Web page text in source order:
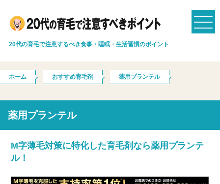
20代の育毛で注意するべき食事・睡眠・生活習慣のポイント
ホーム おすすめ育毛剤 薬用プランテル
薬用プランテル
M字薄毛対策に特化した育毛剤なら薬用プランテ
ル！